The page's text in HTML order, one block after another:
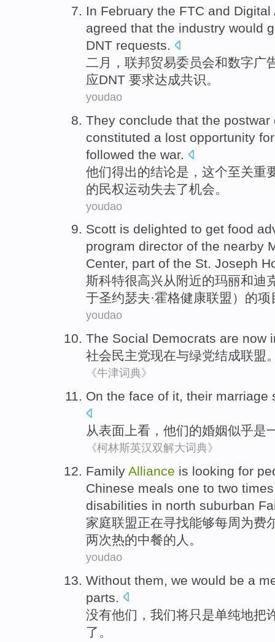
In February the FTC and Digital
agreed that the industry would
DNT requests.
二月
， 联邦贸易委员会和数字广
应DNT 要求达成共识。
youdao
They conclude that the postwar
constituted a lost opportunity for
followed the war.
他们得出的结论是， 这个至关重
的民权运动失去了机会 。
youdao
Scott is delighted to get food
program director of the nearby
Center, part of the St. Joseph
斯科特很高兴从 附近的玛丽和迪
于圣约瑟夫·霍格健康联盟） 的项
youdao
The Social Democrats are now
社会民主党现在与绿党结成联盟
《牛津词典》
On the face of it, their marriage
从表面 上看 ， 他们的婚姻似乎是
《柯林斯英汉双解大词典》
Family Alliance is looking for
Chinese meals one to two
disabilities in north suburban
家庭联盟正在寻找能够每周为费
两次热的中餐的人。
youdao
Without them we would be a
parts
没有他们 ， 我们将 只是单纯地把
了。